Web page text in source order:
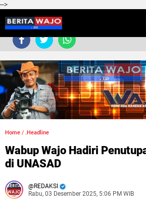
-->
Home / .Headline
Wabup Wajo Hadiri
di UNASAD
REDAKSI
Rabu, 03 Desember 2025, 5:06 PM WIB